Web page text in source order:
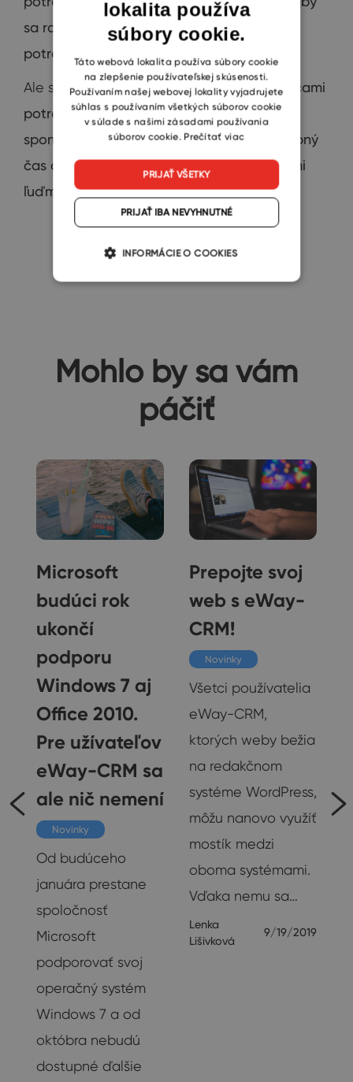
sa rozhodli, ktorý CRM softvér je pre ich
potreby ideálny
Ale spoločnostis viac ako 250 zamestnancami
potrebujú pre svoje rozhodovanie podľa
spomínaného prieskumu takmer dvojnásobný
čas oproti firmám s menej ako päťdesiatimi
ľuďmi
Mohlo by sa vám
páčiť
Microsoft
budúci rok
ukončí
podporu
Windows 7 aj
Office 2010.
Pre užívateľov
eWay-CRM sa
ale nič nemení
Novinky
Od budúceho
januára prestane
spoločnosť
Microsoft
podporovať svoj
operačný systém
Windows 7 a od
októbra nebudú
dostupné ďalšie
Prepojte svoj
web s eWay-
CRM!
Novinky
Všetci používatelia
eWay-CRM,
ktorých weby bežia
na redakčnom
systéme WordPress,
môžu nanovo využíť
mostík medzi
oboma systémami.
Vďaka nemu sa…
Lenka
Lišivková
9/19/2019
ENGLISH
SLOVAK
lokalita používa
súbory cookie.
Táto webová lokalita používa súbory cookie
na zlepšenie používateľskej skúsenosti.
Používaním našej webovej lokality vyjadrujete
súhlas s používaním všetkých súborov cookie
v súlade s našimi zásadami používania
súborov cookie. Prečítať viac
PRIJAŤ VŠETKY
PRIJAŤ IBA NEVYHNUTNÉ
INFORMÁCIE O COOKIES